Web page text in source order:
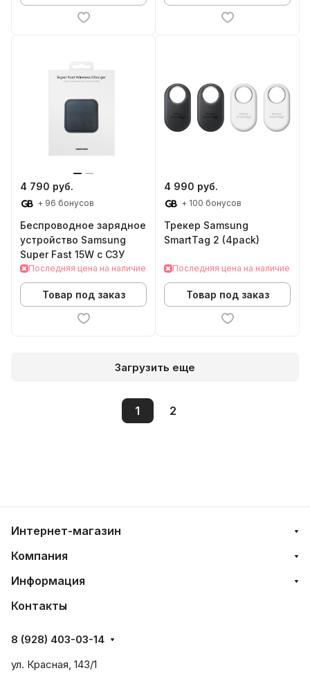
4 790 руб.
+ 96 бонусов
Беспроводное зарядное
устройство Samsung
Super Fast 15W с СЗУ
Последняя цена на наличие
Товар под заказ
4 990 руб.
+ 100 бонусов
Трекер Samsung
SmartTag 2 (4pack)
Последняя цена на наличие
Товар под заказ
Загрузить еще
1 2
Интернет-магазин
Компания
Информация
Контакты
8 (928) 403-03-14
ул. Красная, 143/1